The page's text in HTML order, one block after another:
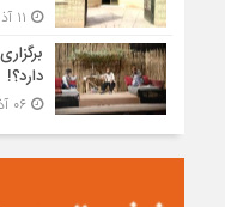
دارد؟!
۰۶ آذر ۱۴۰۴ - ۹:۳۲